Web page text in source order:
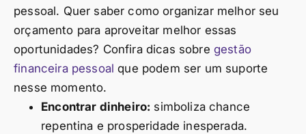
pessoal. Quer saber como organizar melhor seu
orçamento para aproveitar melhor essas
oportunidades? Confira dicas sobre gestão
financeira pessoal que podem ser um suporte
nesse momento.
Encontrar dinheiro: simboliza chance
repentina e prosperidade inesperada.